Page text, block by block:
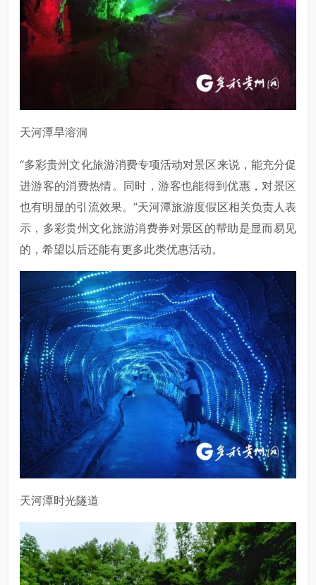
天河潭旱溶洞
“多彩贵州文化旅游消费专项活动对景区来说，能充分促
进游客的消费热情。同时，游客也能得到优惠，对景区
也有明显的引流效果。”天河潭旅游度假区相关负责人表
示，多彩贵州文化旅游消费券对景区的帮助是显而易见
的，希望以后还能有更多此类优惠活动。
天河潭时光隧道